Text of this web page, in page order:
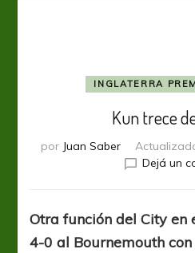
INGLATERRA
Kun trece
por Juan Saber
Dejá un
Otra función del City en
4-0 al Bournemouth